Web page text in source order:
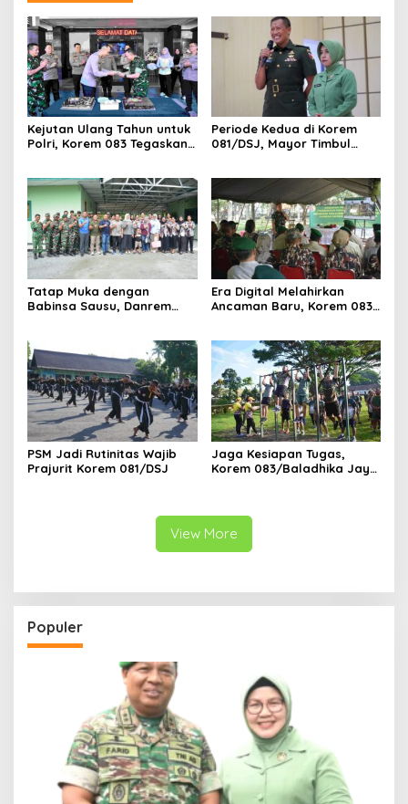
Kejutan Ulang Tahun untuk
Polri, Korem 083 Tegaskan
Periode Kedua di Korem
081/DSJ, Mayor Timbul
Tatap Muka dengan
Babinsa Sausu, Danrem
Era Digital Melahirkan
Ancaman Baru, Korem 083
PSM Jadi Rutinitas Wajib
Prajurit Korem 081/DSJ
Jaga Kesiapan Tugas,
Korem 083/Baladhika Jaya
View More
Populer